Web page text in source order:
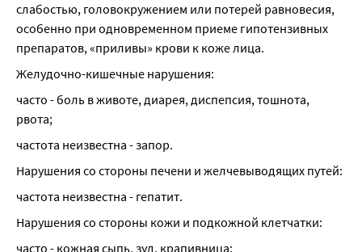
слабостью, головокружением или потерей равновесия,
особенно при одновременном приеме гипотензивных
препаратов, «приливы» крови к коже лица.
Желудочно-кишечные нарушения:
часто - боль в животе, диарея, диспепсия, тошнота,
рвота;
частота неизвестна - запор.
Нарушения со стороны печени и желчевыводящих путей:
частота неизвестна - гепатит.
Нарушения со стороны кожи и подкожной клетчатки:
часто - кожная сыпь, зуд, крапивница;